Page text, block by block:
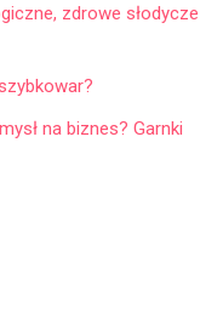
zdrowe słodycze
na biznes? Garnki